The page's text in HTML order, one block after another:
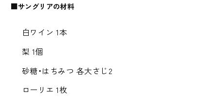
■サングリアの材料
白ワイン 1本
梨 1個
砂糖・はちみつ 各大さじ2
ローリエ 1枚